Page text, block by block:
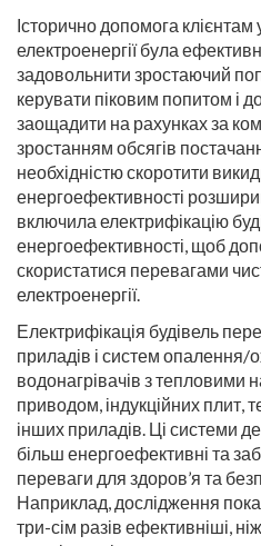
Історично допомога
електроенергії була
задовольнити зростаючий
керувати піковим попитом і
заощадити на рахунках за
зростанням обсягів
необхідністю скоротити
енергоефективності
включила електрифікацію
енергоефективності, щоб
скористатися перевагами
електроенергії.
Електрифікація будівель
приладів і систем
водонагрівачів з тепловими
приводом, індукційних плит,
інших приладів. Ці системи
більш енергоефективні та
переваги для здоров’я та
Наприклад, дослідження
три-сім разів ефективніші, ніж